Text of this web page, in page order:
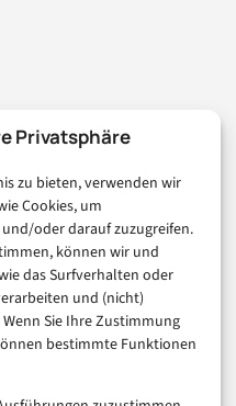
Privatsphäre
zu bieten, verwenden wir
Cookies, um
oder darauf zuzugreifen.
können wir und
das Surfverhalten oder
und (nicht)
Sie Ihre Zustimmung
bestimmte Funktionen